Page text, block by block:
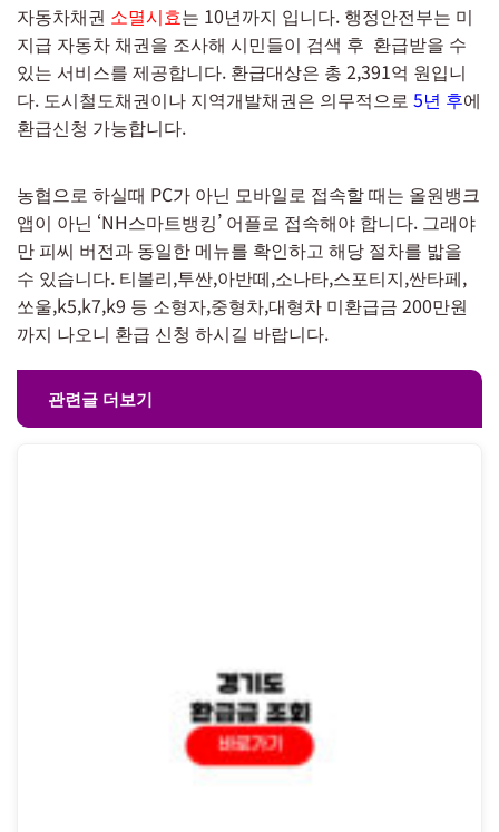
자동차채권 소멸시효는 10년까지 입니다. 행정안전부는 미
지급 자동차 채권을 조사해 시민들이 검색 후 환급받을 수
있는 서비스를 제공합니다. 환급대상은 총 2,391억 원입니
다. 도시철도채권이나 지역개발채권은 의무적으로 5년 후에
환급신청 가능합니다.
농협으로 하실때 PC가 아닌 모바일로 접속할 때는 올원뱅크
앱이 아닌 ‘NH스마트뱅킹’ 어플로 접속해야 합니다. 그래야
만 피씨 버전과 동일한 메뉴를 확인하고 해당 절차를 밟을
수 있습니다. 티볼리,투싼,아반떼,소나타,스포티지,싼타페,
쏘울,k5,k7,k9 등 소형자,중형차,대형차 미환급금 200만원
까지 나오니 환급 신청 하시길 바랍니다.
관련글 더보기